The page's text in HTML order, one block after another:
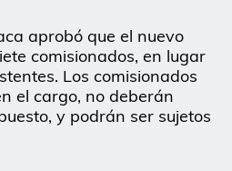
aprobó que el nuevo
comisionados, en lugar
Los comisionados
el cargo, no deberán
y podrán ser sujetos